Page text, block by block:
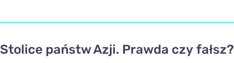
Stolice państw Azji. Prawda czy fałsz?